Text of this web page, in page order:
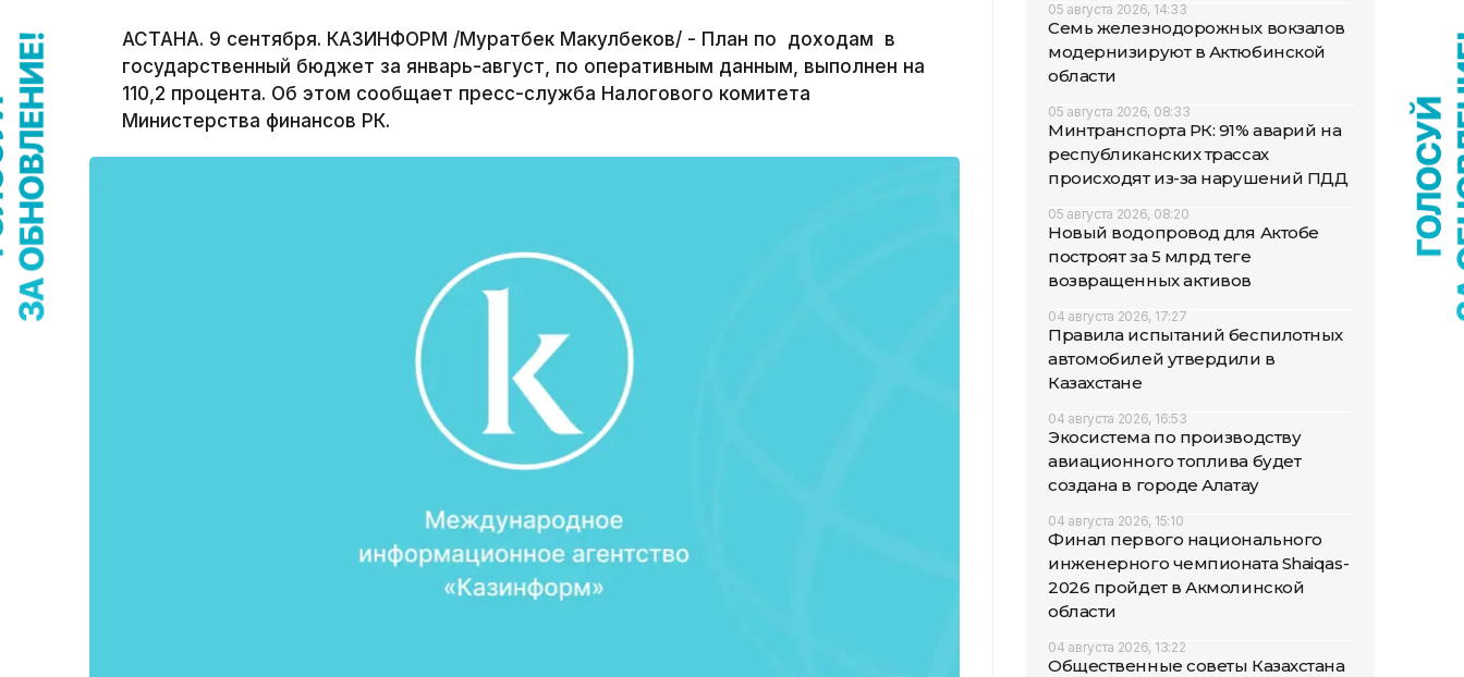
АСТАНА. 9 сентября. КАЗИНФОРМ /Муратбек Макулбеков/ - План по доходам в
государственный бюджет за январь-август, по оперативным данным, выполнен на
110,2 процента. Об этом сообщает пресс-служба Налогового комитета
Министерства финансов РК.
05 августа 2026, 14:33
Семь железнодорожных вокзалов
модернизируют в Актюбинской
области
05 августа 2026, 08:33
Минтранспорта РК: 91% аварий на
республиканских трассах
происходят из-за нарушений ПДД
05 августа 2026, 08:20
Новый водопровод для Актобе
построят за 5 млрд теңге
возвращенных активов
04 августа 2026, 17:27
Правила испытаний беспилотных
автомобилей утвердили в
Казахстане
04 августа 2026, 16:53
Экосистема по производству
авиационного топлива будет
создана в городе Алатау
04 августа 2026, 15:10
Финал первого национального
инженерного чемпионата Shaiqas-
2026 пройдет в Акмолинской
области
04 августа 2026, 13:22
Общественные советы Казахстана